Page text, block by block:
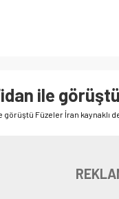
ile
görüştü Füzeler İran kaynaklı